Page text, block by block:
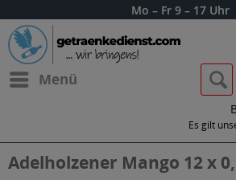
Mo – Fr 9 – 17 Uhr
Menü
Es gilt
Adelholzener Mango 12 x